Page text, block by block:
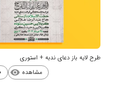
طرح لایه باز دعای ندبه + استوری
مشاهده visibility